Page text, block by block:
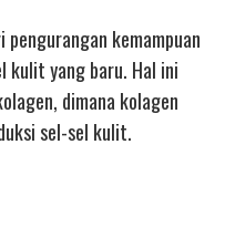
kemampuan
kulit yang baru. Hal ini
dimana kolagen
sel-sel kulit.